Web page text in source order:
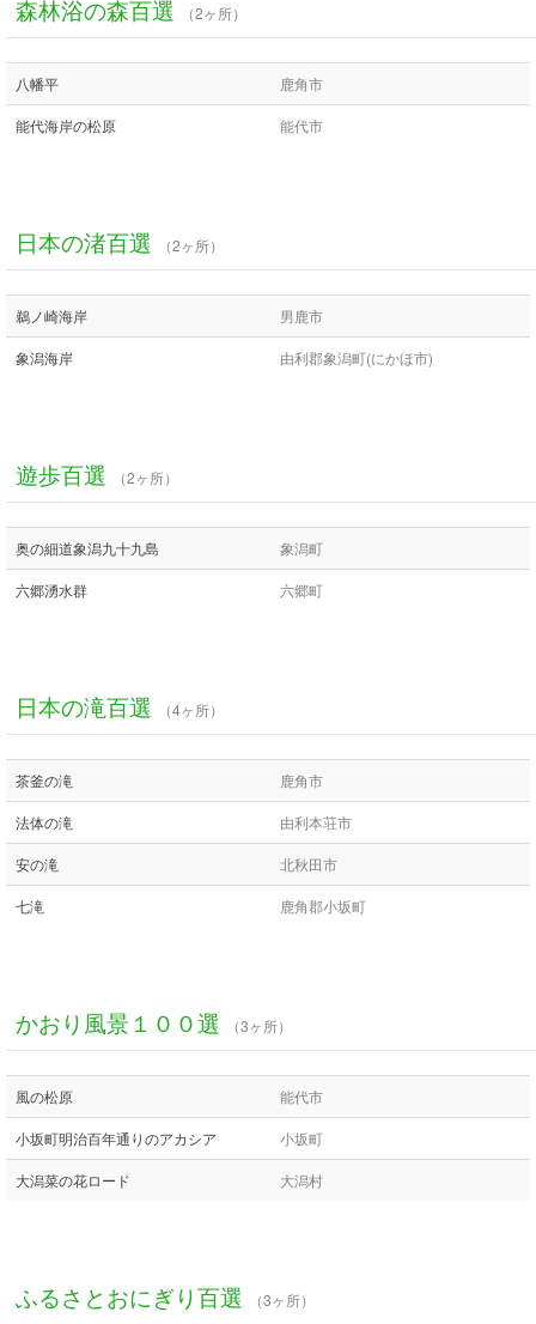
森林浴の森百選 （2ヶ所）
八幡平 鹿角市
能代海岸の松原 能代市
日本の渚百選 （2ヶ所）
鵜ノ崎海岸 男鹿市
象潟海岸 由利郡象潟町(にかほ市)
遊歩百選 （2ヶ所）
奥の細道象潟九十九島 象潟町
六郷湧水群 六郷町
日本の滝百選 （4ヶ所）
茶釜の滝 鹿角市
法体の滝 由利本荘市
安の滝 北秋田市
七滝 鹿角郡小坂町
かおり風景１００選 （3ヶ所）
風の松原 能代市
小坂町明治百年通りのアカシア 小坂町
大潟菜の花ロード 大潟村
ふるさとおにぎり百選 （3ヶ所）